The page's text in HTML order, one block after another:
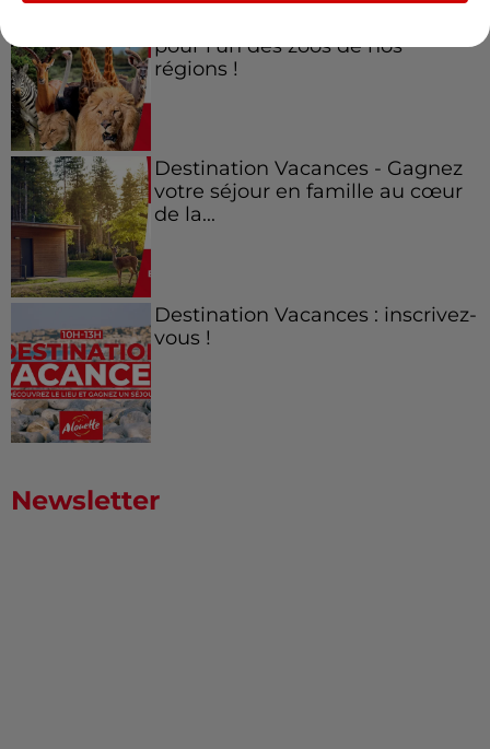
pour l'un des zoos de nos
régions !
Destination Vacances - Gagnez
votre séjour en famille au cœur
de la...
Destination Vacances : inscrivez-
vous !
Newsletter